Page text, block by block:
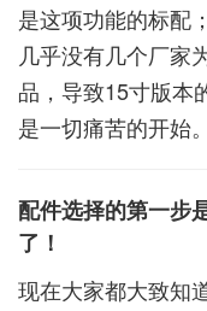
是这项功能的标配
几乎没有几个厂家
品，导致15寸版本
是一切痛苦的开始。
配件选择的第一步
了！
现在大家都大致知